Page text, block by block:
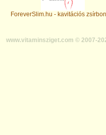
ForeverSlim.hu - kavitációs
www.vitaminsziget.com © 2007-